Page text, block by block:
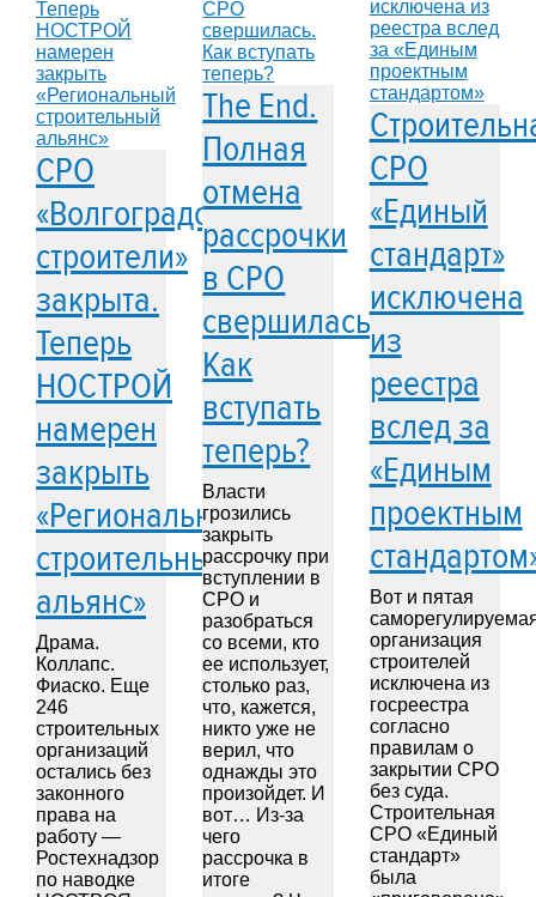
СРО
«Волгоградские
строители»
закрыта.
Теперь
НОСТРОЙ
намерен
закрыть
«Региональный
строительный
альянс»
Драма.
Коллапс.
Фиаско. Еще
246
строительных
организаций
остались без
законного
права на
работу —
Ростехнадзор
по наводке
The End.
Полная
отмена
рассрочки
в СРО
свершилась.
Как
вступать
теперь?
Власти
грозились
закрыть
рассрочку при
вступлении в
СРО и
разобраться
со всеми, кто
ее использует,
столько раз,
что, кажется,
никто уже не
верил, что
однажды это
произойдет. И
вот… Из-за
чего
рассрочка в
итоге
СРО
«Единый
стандарт»
исключена
из
реестра
вслед за
«Единым
проектным
Вот и пятая
организация
строителей
исключена из
госреестра
согласно
правилам о
закрытии СРО
без суда.
Строительная
СРО «Единый
стандарт»
была